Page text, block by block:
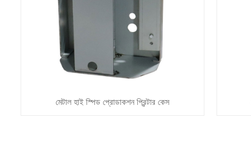
মেটাল হাই স্পিড প্রোডাকশন প্রিন্টার কেস